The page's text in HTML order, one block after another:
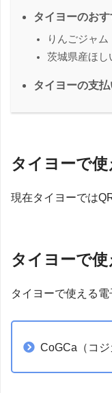
タイヨーのお
りんごジャム
茨城県産ほし
タイヨーの支
タイヨーで
現在タイヨーでは
タイヨーで
タイヨーで使える電
CoGCa（コジ